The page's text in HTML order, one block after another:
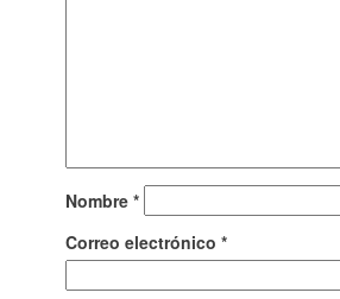
Nombre *
Correo electrónico *